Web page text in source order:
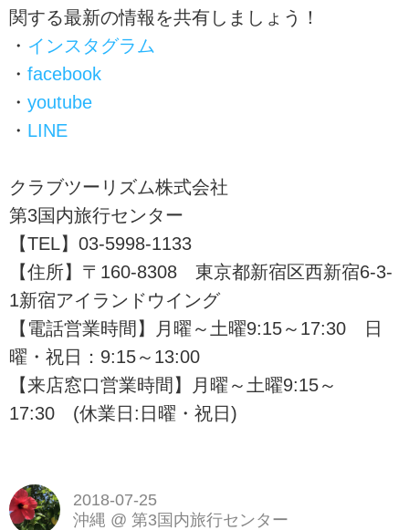
関する最新の情報を共有しましょう！
・ インスタグラム
・ facebook
・ youtube
・ LINE
クラブツーリズム株式会社
第3国内旅行センター
【TEL】03-5998-1133
【住所】〒160-8308 東京都新宿区西新宿6-3-
1新宿アイランドウイング
【電話営業時間】月曜～土曜9:15～17:30 日
曜・祝日：9:15～13:00
【来店窓口営業時間】月曜～土曜9:15～
17:30 (休業日:日曜・祝日)
2018-07-25
沖縄 @ 第3国内旅行センター